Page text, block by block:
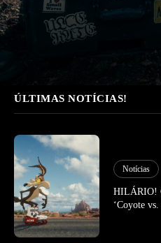
ÚLTIMAS NOTÍCIAS!
Notícias
HILÁRIO!
‘Coyote vs.